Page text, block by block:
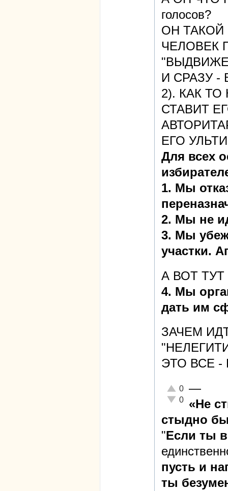
голосов?
ОН ТАКОЙ
ЧЕЛОВЕК
И СРАЗУ -
2). КАК
СТАВИТ
ЕГО
Для всех
1. Мы
2. Мы не
3. Мы
участки.
А ВОТ
4. Мы
дать им
ЗАЧЕМ
ЭТО ВСЕ -
Отлично!
0
Неадекватно!
0
—
«Не
стыдно
"Если ты
пусть и
ты